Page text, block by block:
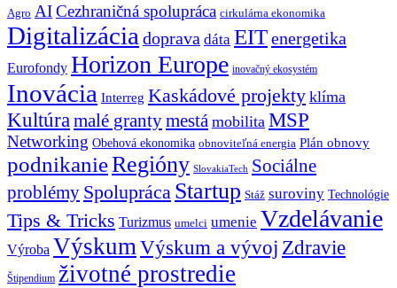
Agro AICezhraničná spolupráca cirkulárna ekonomika
Digitalizácia doprava dáta EITenergetika
Eurofondy Horizon Europe inovačný ekosystém
Inovácia Interreg Kaskádové projekty klíma
Kultúra malé grantymestá mobilita MSP
Networking Obehová ekonomika obnoviteľná energia Plán obnovy
podnikanieRegióny SlovakiaTech Sociálne
problémy Spolupráca Startup Stáž suroviny Technológie
Tips & Tricks Turizmus umelci umenie Vzdelávanie
Výroba Výskum Výskum a vývoj Zdravie
Štipendium životné prostredie